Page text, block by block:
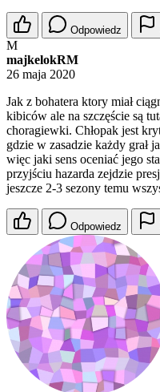
Odpowiedz
M
majkelokRM
26 maja 2020
Jak z bohatera ktory miał
kibiców ale na szczęście są
choragiewki. Chłopak jest
gdzie w zasadzie każdy grał
więc jaki sens oceniać jego
przyjściu hazarda zejdzie
jeszcze 2-3 sezony temu
Odpowiedz